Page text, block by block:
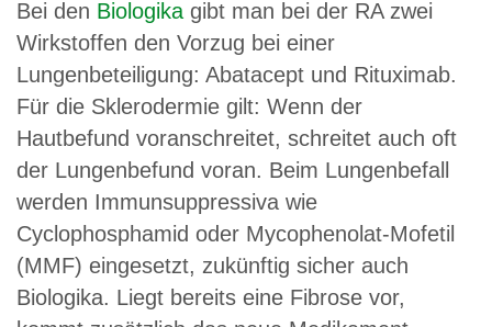
Bei den Biologika gibt man bei der RA zwei
Wirkstoffen den Vorzug bei einer
Lungenbeteiligung: Abatacept und Rituximab.
Für die Sklerodermie gilt: Wenn der
Hautbefund voranschreitet, schreitet auch oft
der Lungenbefund voran. Beim Lungenbefall
werden Immunsuppressiva wie
Cyclophosphamid oder Mycophenolat-Mofetil
(MMF) eingesetzt, zukünftig sicher auch
Biologika. Liegt bereits eine Fibrose vor,